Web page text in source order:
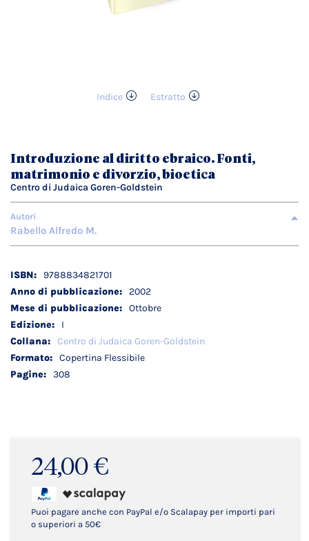
Indice
Estratto
galleria
di
immagini
24,00 €
Puoi pagare anche con PayPal e/o Scalapay per importi pari
o superiori a 50€
Introduzione al diritto ebraico. Fonti,
matrimonio e divorzio, bioetica
Centro di Judaica Goren-Goldstein
Autori
Rabello Alfredo M.
Dettagli
tecnici
9788834821701
2002
Ottobre
I
Centro di Judaica Goren-Goldstein
Copertina Flessibile
308